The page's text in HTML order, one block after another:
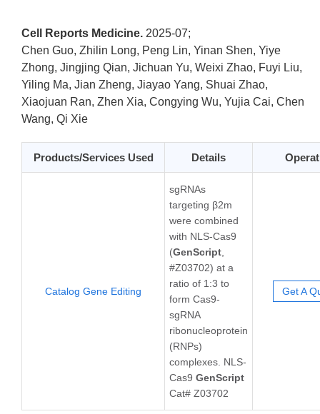
Cell Reports Medicine. 2025-07;
Chen Guo, Zhilin Long, Peng Lin, Yinan Shen, Yiye
Zhong, Jingjing Qian, Jichuan Yu, Weixi Zhao, Fuyi Liu,
Yiling Ma, Jian Zheng, Jiayao Yang, Shuai Zhao,
Xiaojuan Ran, Zhen Xia, Congying Wu, Yujia Cai, Chen
Wang, Qi Xie
Products/Services Used Details
Catalog Gene Editing
sgRNAs
targeting β2m
were combined
with NLS-Cas9
(GenScript
#Z03702) at a
ratio of 1:3 to
form Cas9-
sgRNA
ribonucleoprotein
(RNPs)
complexes. NLS-
Cas9 GenScript
Cat# Z03702
Get A